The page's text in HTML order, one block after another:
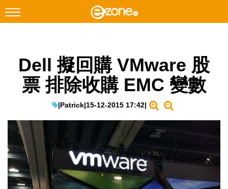
Facebook Instagram
科技焦點
遊戲動漫
教學評測
EduTech
IT Times
Dell 擬回購 VMware 股
票 排除收購 EMC 變數
|Patrick|15-12-2015 17:42|